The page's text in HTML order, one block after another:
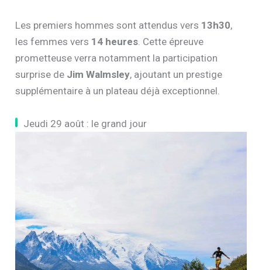
Les premiers hommes sont attendus vers 13h30,
les femmes vers 14 heures. Cette épreuve
prometteuse verra notamment la participation
surprise de Jim Walmsley, ajoutant un prestige
supplémentaire à un plateau déjà exceptionnel.
Jeudi 29 août : le grand jour